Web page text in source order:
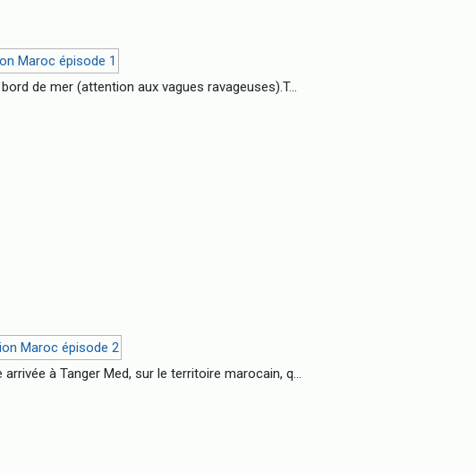
de mer (attention aux vagues ravageuses).T...
à Tanger Med, sur le territoire marocain, q...